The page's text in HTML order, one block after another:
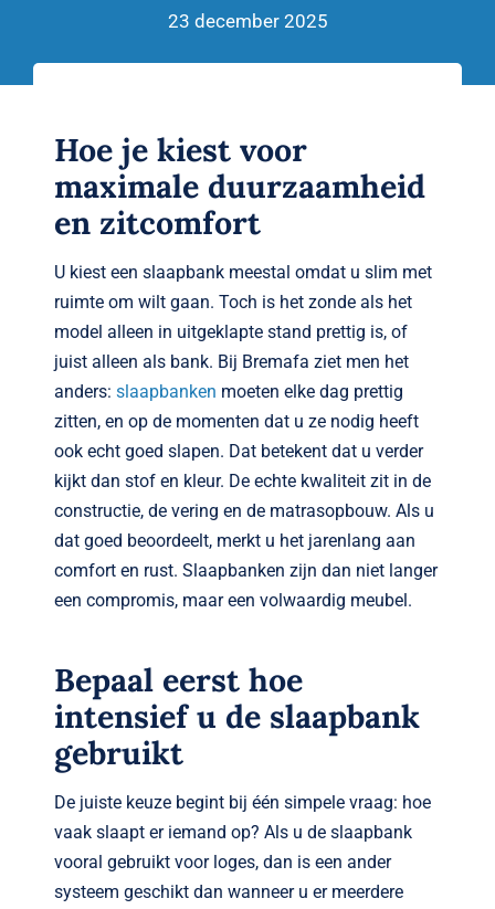
Brandvertragend
Contact
23 december 2025
Hoe je kiest voor
maximale duurzaamheid
en zitcomfort
U kiest een slaapbank meestal omdat u slim met
ruimte om wilt gaan. Toch is het zonde als het
model alleen in uitgeklapte stand prettig is, of
juist alleen als bank. Bij Bremafa ziet men het
anders: slaapbanken moeten elke dag prettig
zitten, en op de momenten dat u ze nodig heeft
ook echt goed slapen. Dat betekent dat u verder
kijkt dan stof en kleur. De echte kwaliteit zit in de
constructie, de vering en de matrasopbouw. Als u
dat goed beoordeelt, merkt u het jarenlang aan
comfort en rust. Slaapbanken zijn dan niet langer
een compromis, maar een volwaardig meubel.
Bepaal eerst hoe
intensief u de slaapbank
gebruikt
De juiste keuze begint bij één simpele vraag: hoe
vaak slaapt er iemand op? Als u de slaapbank
vooral gebruikt voor loges, dan is een ander
systeem geschikt dan wanneer u er meerdere